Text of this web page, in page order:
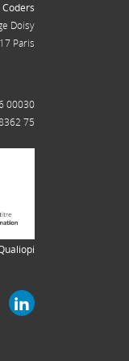
Doisy
Paris
00030
75